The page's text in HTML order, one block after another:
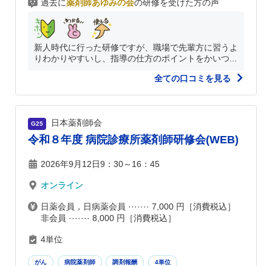
過去に薬剤師あゆみの会の研修を受けた方の声
新人時代に行った研修ですが、職場で先輩方に習うよ
りわかりやすいし、指導の仕方のポイントをかいつ...
全ての口コミを見る
G25 日本薬剤師会
令和８年度 病院診療所薬剤師研修会(WEB)
2026年9月12日9：30～16：45
オンライン
日薬会員，日病薬会員 ······· 7,000 円［消費税込］
非会員 ······· 8,000 円［消費税込］
4単位
がん 病院薬剤師 調剤報酬 4単位